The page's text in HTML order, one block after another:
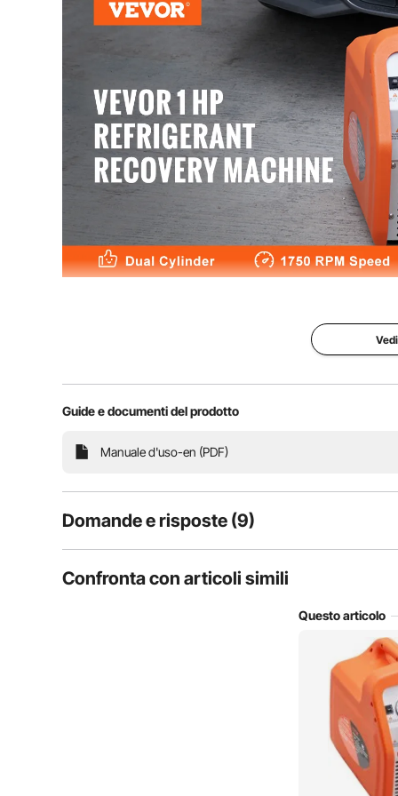
Tasso massimo di recupero del liquido 3,49kg/min
Interfaccia ingresso aria 1/4" SAE
Interfaccia di scarico 1/4" SAE
Temperatura di esercizio 0-40 ℃
riciclare in modo sicuro anche i
È molto adatto per la sostituzione e il recupero del
si adatta a una varietà di refrigeranti
Guide e documenti del prodotto
Manuale d'uso-en (PDF)
Domande e risposte (9)
9 Domande
Salve, la macchina recupera sia gas che olio, giusto?
La macchina di riciclaggio può riciclare solo il refrigerante
aria condizionata e ancora meno la benzina. La benzina e
interferiscono tra loro, quindi non verrà aggiunto.
Confronta con articoli simili
Questo articolo